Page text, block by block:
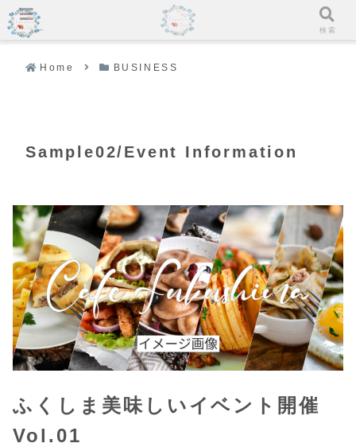
Home BUSINESS
Sample02/Event Information
ふくしま美味しいイベント開催
Vol.01
メニュー 検索